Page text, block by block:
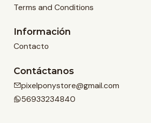
Terms and Conditions
Información
Contacto
Contáctanos
pixelponystore@gmail.com
56933234840